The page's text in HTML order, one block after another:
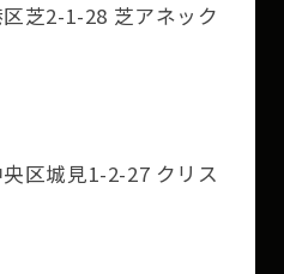
芝2-1-28 芝アネック
区城見1-2-27 クリス